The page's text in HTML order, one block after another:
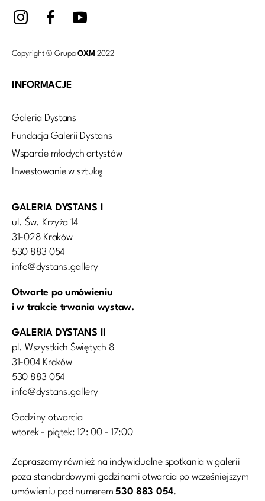
Copyright © Grupa OXM 2022
INFORMACJE
Galeria Dystans
Fundacja Galerii Dystans
Wsparcie młodych artystów
Inwestowanie w sztukę
GALERIA DYSTANS I
ul. Św. Krzyża 14
31-028 Kraków
530 883 054
info@dystans.gallery
Otwarte po umówieniu
i w trakcie trwania wystaw.
GALERIA DYSTANS II
pl. Wszystkich Świętych 8
31-004 Kraków
530 883 054
info@dystans.gallery
Godziny otwarcia
wtorek - piątek: 12: 00 - 17:00
Zapraszamy również na indywidualne spotkania w galerii
poza standardowymi godzinami otwarcia po wcześniejszym
umówieniu pod numerem530 883 054.